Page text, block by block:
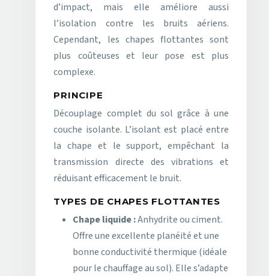
d’impact, mais elle améliore aussi
l’isolation contre les bruits aériens.
Cependant, les chapes flottantes sont
plus coûteuses et leur pose est plus
complexe.
PRINCIPE
Découplage complet du sol grâce à une
couche isolante. L’isolant est placé entre
la chape et le support, empêchant la
transmission directe des vibrations et
réduisant efficacement le bruit.
TYPES DE CHAPES FLOTTANTES
Chape liquide :Anhydrite ou ciment.
Offre une excellente planéité et une
bonne conductivité thermique (idéale
pour le chauffage au sol). Elle s’adapte